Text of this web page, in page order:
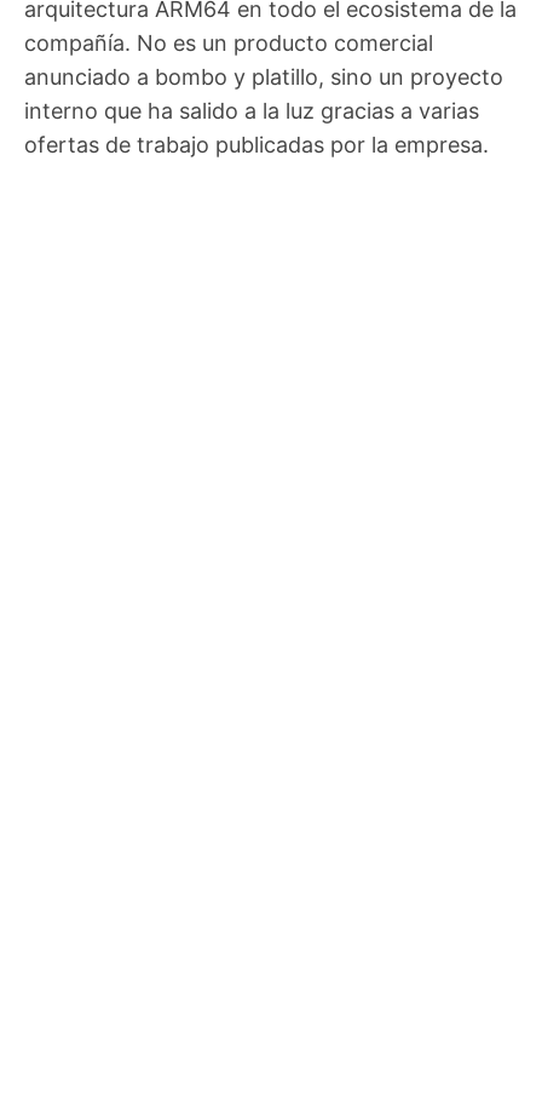
arquitectura ARM64 en todo el ecosistema de la
compañía. No es un producto comercial
anunciado a bombo y platillo, sino un proyecto
interno que ha salido a la luz gracias a varias
ofertas de trabajo publicadas por la empresa.